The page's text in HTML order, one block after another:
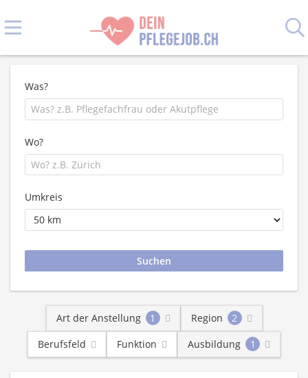
Was?
Wo?
Umkreis
Art der Anstellung 1 Region
2
Berufsfeld
Funktion Ausbildung 1